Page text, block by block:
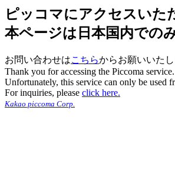
ピッコマにアクセスいた
本ページは日本国内での
お問い合わせはこちらからお願いいたし
Thank you for accessing the Piccoma service.
Unfortunately, this service can only be used
For inquiries, please click here.
Kakao piccoma Corp.